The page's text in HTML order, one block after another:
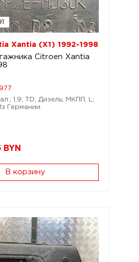
Xantia (X1) 1992-1998
Citroen Xantia
1,9; TD; Дизель; МКПП; L;
Германии.
BYN
В корзину